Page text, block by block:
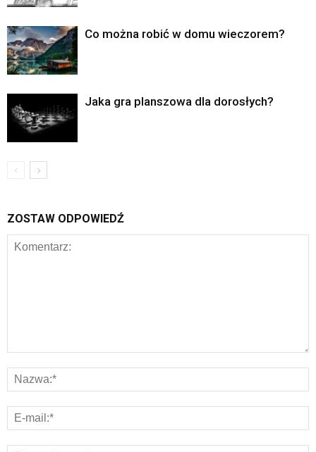
Co można robić w domu wieczorem?
Jaka gra planszowa dla dorosłych?
ZOSTAW ODPOWIEDŹ